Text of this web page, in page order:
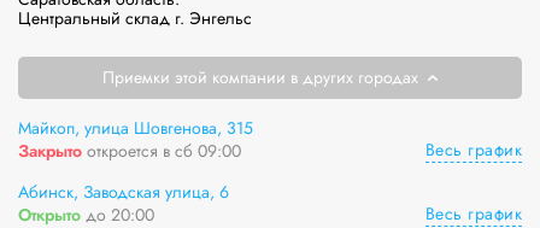
Центральный склад г. Энгельс
Приемки этой компании в других городах
Майкоп, улица Шовгенова, 315
Закрыто откроется в сб 09:00
Весь график
Абинск, Заводская улица, 6
Открыто до 20:00
Весь график